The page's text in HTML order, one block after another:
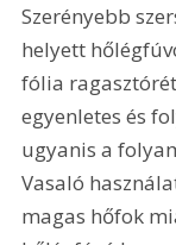
Szerényebb
helyett
fólia
egyenletes és
ugyanis a
Vasaló
magas hőfok